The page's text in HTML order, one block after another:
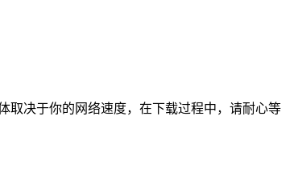
取决于你的网络速度，在下载过程中，请耐心等